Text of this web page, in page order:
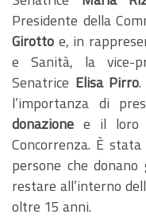
Presidente della
Girotto e, in
e Sanità, la vice-
Senatrice Elisa Pirro
l’importanza di
donazione e il loro
Concorrenza. È
persone che
restare all’interno
oltre 15 anni.